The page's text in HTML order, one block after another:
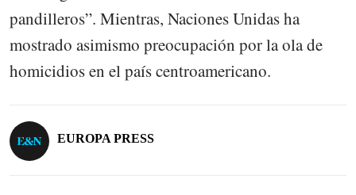
pandilleros”. Mientras, Naciones Unidas ha
mostrado asimismo preocupación por la ola de
homicidios en el país centroamericano.
EUROPA PRESS